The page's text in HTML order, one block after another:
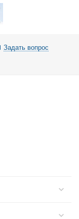
Задать вопрос